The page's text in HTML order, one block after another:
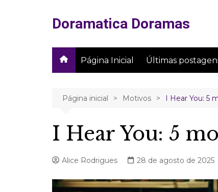
Doramatica Doramas
Página Inicial Últimas
Página inicial Motivos I Hear You: 5
I Hear You: 5
Alice Rodrigues 28 de agosto de 2025